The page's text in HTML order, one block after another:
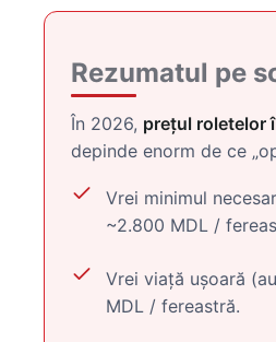
Rezumatul pe
În 2026, prețul roletelor
depinde enorm de ce
Vrei minimul
~2.800 MDL /
Vrei viață ușoară
MDL / fereastră.